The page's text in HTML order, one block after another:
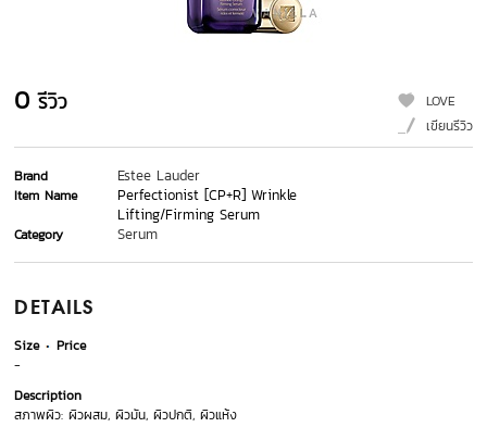
0 รีวิว
LOVE
เขียนรีวิว
Brand Estee Lauder
Item Name
Perfectionist [CP+R] Wrinkle
Lifting/Firming Serum
Category Serum
DETAILS
Size
Price
-
Description
สภาพผิว: ผิวผสม, ผิวมัน, ผิวปกติ, ผิวแห้ง